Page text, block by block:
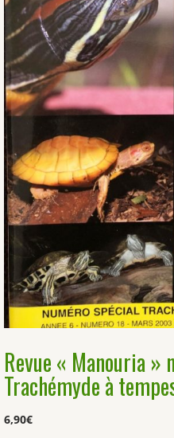
Revue « Manouria »
Trachémyde à
6,90€